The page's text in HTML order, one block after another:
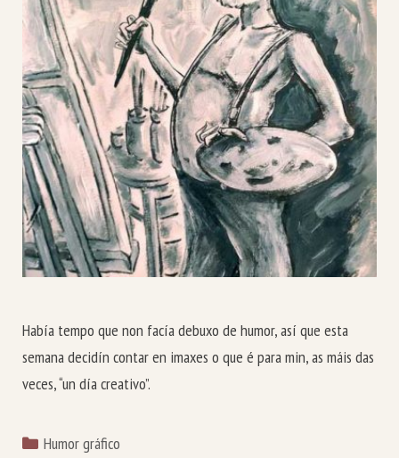
Había tempo que non facía debuxo de humor, así que esta
semana decidín contar en imaxes o que é para min, as máis das
veces, “un día creativo”.
Categorías
Humor gráfico